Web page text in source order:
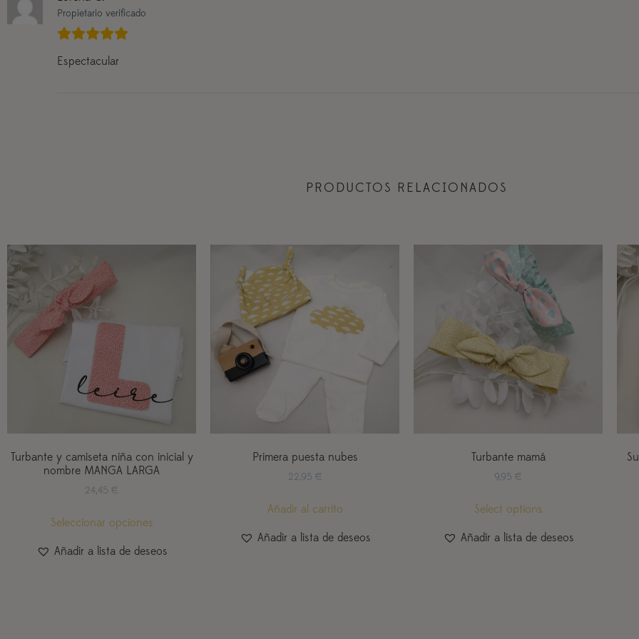
Propietario verificado
Espectacular
PRODUCTOS RELACIONADOS
Turbante y camiseta niña con inicial y
nombre MANGA LARGA
24,45 €
Seleccionar opciones
Añadir a lista de deseos
Primera puesta nubes
22,95 €
Añadir al carrito
Añadir a lista de deseos
Turbante mamá
9,95 €
Select options
Añadir a lista de deseos